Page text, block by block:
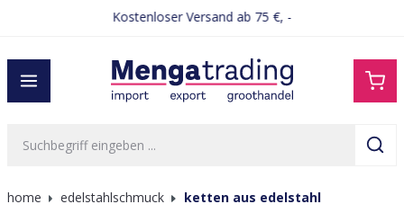
Kostenloser Versand ab 75 €, -
home edelstahlschmuck ketten aus edelstahl